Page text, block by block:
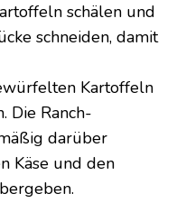
schälen und
schneiden, damit
Kartoffeln
Die Ranch-
darüber
Käse und den